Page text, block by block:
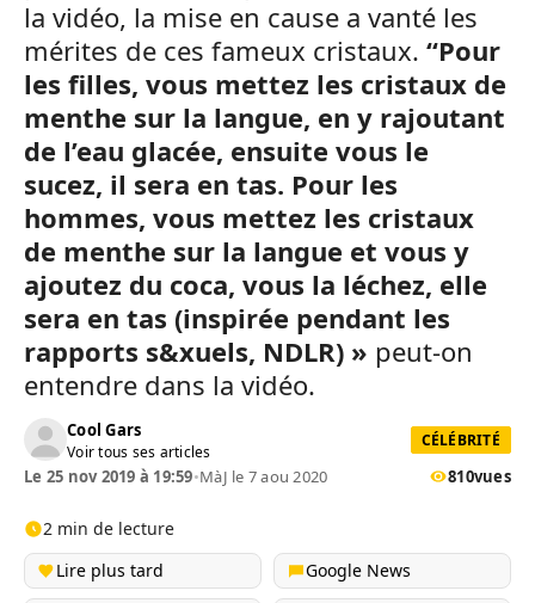
la vidéo, la mise en cause a vanté les
mérites de ces fameux cristaux. “Pour
les filles, vous mettez les cristaux de
menthe sur la langue, en y rajoutant
de l’eau glacée, ensuite vous le
sucez, il sera en tas. Pour les
hommes, vous mettez les cristaux
de menthe sur la langue et vous y
ajoutez du coca, vous la léchez, elle
sera en tas (inspirée pendant les
rapports s&xuels, NDLR) » peut-on
entendre dans la vidéo.
Cool Gars
Voir tous ses articles
CÉLÉBRITÉ
Le 25 nov 2019 à 19:59•MàJ le 7 aou 2020 810vues
2 min de lecture
Lire plus tard
Google News